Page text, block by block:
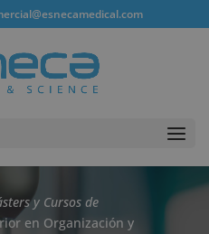
y Cursos de
en Organización y